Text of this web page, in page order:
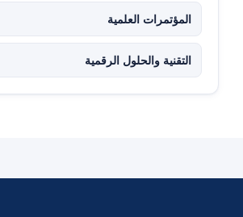
المؤتمرات العلمية
التقنية والحلول الرقمية